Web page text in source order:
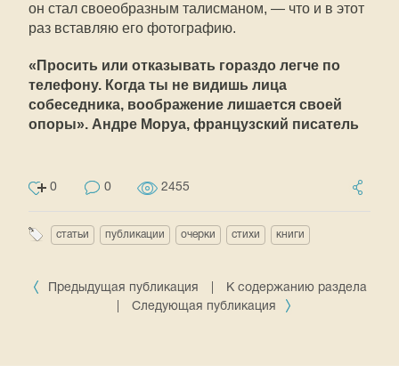
он стал своеобразным талисманом, — что и в этот
раз вставляю его фотографию.
«Просить или отказывать гораздо легче по
телефону. Когда ты не видишь лица
собеседника, воображение лишается своей
опоры». Андре Моруа, французский писатель
0 0 2455
статьи публикации очерки стихи книги
Предыдущая публикация
К содержанию раздела
Следующая публикация